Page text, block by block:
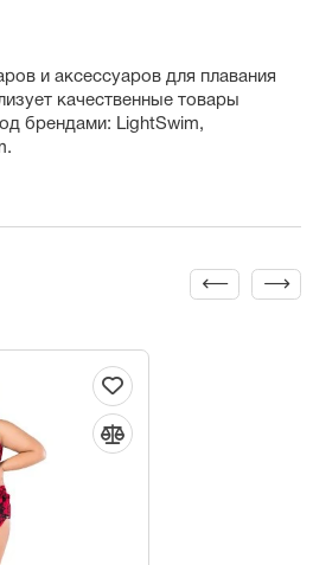
и аксессуаров для плавания
качественные товары
брендами: LightSwim,